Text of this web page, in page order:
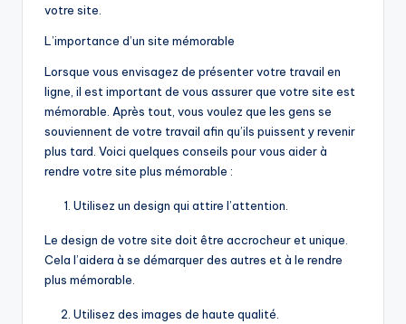
votre site.
L’importance d’un site mémorable
Lorsque vous envisagez de présenter votre travail en
ligne, il est important de vous assurer que votre site est
mémorable. Après tout, vous voulez que les gens se
souviennent de votre travail afin qu’ils puissent y revenir
plus tard. Voici quelques conseils pour vous aider à
rendre votre site plus mémorable :
Utilisez un design qui attire l’attention.
Le design de votre site doit être accrocheur et unique.
Cela l’aidera à se démarquer des autres et à le rendre
plus mémorable.
Utilisez des images de haute qualité.